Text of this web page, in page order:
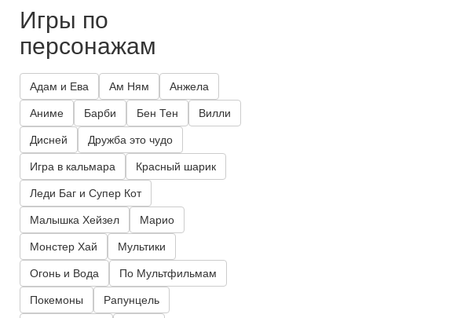
Игры по
персонажам
Адам и Ева Ам Ням Анжела
Аниме Барби Бен Тен Вилли
Дисней Дружба это чудо
Игра в кальмара Красный шарик
Леди Баг и Супер Кот
Малышка Хейзел Марио
Монстер Хай Мультики
Огонь и Вода По Мультфильмам
Покемоны Рапунцель